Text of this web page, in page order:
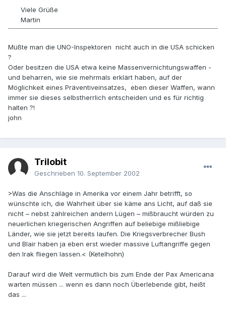
Viele Grüße
Martin
Müßte man die UNO-Inspektoren nicht auch in die USA schicken
?
Oder besitzen die USA etwa keine Massenvernichtungswaffen -
und beharren, wie sie mehrmals erklärt haben, auf der
Möglichkeit eines Präventiveinsatzes, eben dieser Waffen, wann
immer sie dieses selbstherrlich entscheiden und es für richtig
halten ?!
john
Trilobit
Geschrieben 10. September 2002
>Was die Anschläge in Amerika vor einem Jahr betrifft, so
wünschte ich, die Wahrheit über sie käme ans Licht, auf daß sie
nicht – nebst zahlreichen andern Lügen – mißbraucht würden zu
neuerlichen kriegerischen Angriffen auf beliebige mißliebige
Länder, wie sie jetzt bereits laufen. Die Kriegsverbrecher Bush
und Blair haben ja eben erst wieder massive Luftangriffe gegen
den Irak fliegen lassen.< (Ketelhohn)
Darauf wird die Welt vermutlich bis zum Ende der Pax Americana
warten müssen ... wenn es dann noch Überlebende gibt, heißt
das ...